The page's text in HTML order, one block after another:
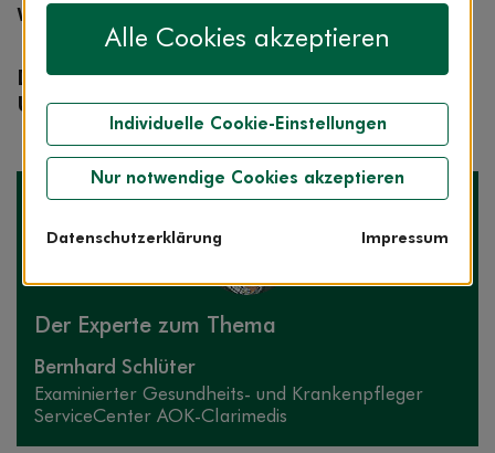
Woche“.
Diese Woche: Ist in Ureacreme wirklich
Urin enthalten?
Der Experte zum Thema
Bernhard Schlüter
Exami­nierter Gesundheits- und Kranken­pfleger
ServiceCenter AOK-Clarimedis
Alle Cookies akzeptieren
Individuelle Cookie-Einstellungen
Nur notwendige Cookies akzeptieren
Datenschutzerklärung Impressum